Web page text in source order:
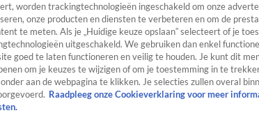
worden trackingtechnologieën ingeschakeld om onze
onze producten en diensten te verbeteren en om de
te meten. Als je „Huidige keuze opslaan” selecteert of je
uitgeschakeld. We gebruiken dan enkel
goed te laten functioneren en veilig te houden. Je kunt dit
om je keuzes te wijzigen of om je toestemming in te
aan de webpagina te klikken. Je selecties zullen overal
Raadpleeg onze Cookieverklaring voor meer